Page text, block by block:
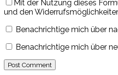
Mit der Nutzung dieses
und den
Benachrichtige mich über
Benachrichtige mich über